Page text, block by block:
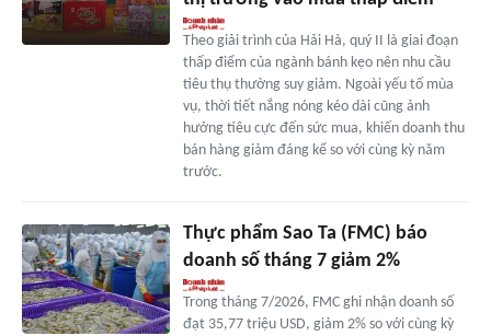
Theo giải trình của Hải Hà, quý II là giai đoạn
thấp điểm của ngành bánh kẹo nên nhu cầu
tiêu thụ thường suy giảm. Ngoài yếu tố mùa
vụ, thời tiết nắng nóng kéo dài cũng ảnh
hưởng tiêu cực đến sức mua, khiến doanh thu
bán hàng giảm đáng kể so với cùng kỳ năm
trước.
Thực phẩm Sao Ta (FMC) báo
doanh số tháng 7 giảm 2%
Trong tháng 7/2026, FMC ghi nhận doanh số
đạt 35,77 triệu USD, giảm 2% so với cùng kỳ